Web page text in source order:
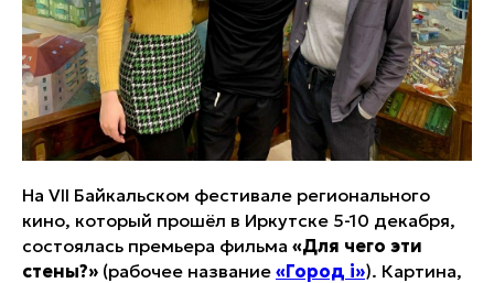
На VII Байкальском фестивале регионального
кино, который прошёл в Иркутске 5-10 декабря,
состоялась премьера фильма «Для чего эти
стены?» (рабочее название «Город i»). Картина,